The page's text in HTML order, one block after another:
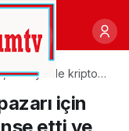
Türkiye’de kripto
lanse etti ve
Bybit Türkiye
yeniden
için
Paylaş